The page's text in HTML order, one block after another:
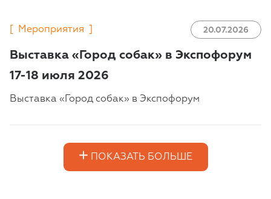
Мероприятия 20.07.2026
Выставка «Город собак» в Экспофорум
17-18 июля 2026
Выставка «Город собак» в Экспофорум
ПОКАЗАТЬ БОЛЬШЕ